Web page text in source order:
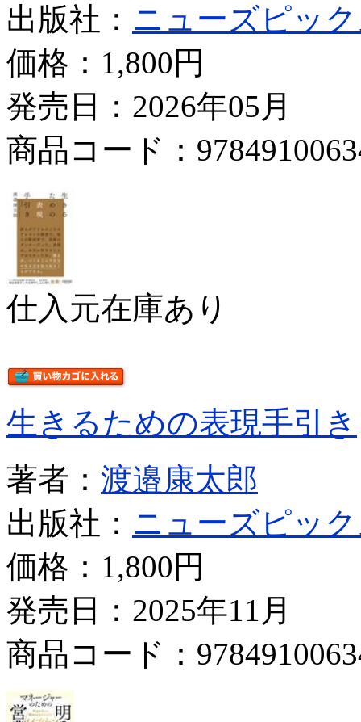
出版社： ニューズピッ
価格： 1,800円
発売日：2026年05月
商品コード：
仕入元在庫あり
生きるための表現手引き
著者： 渡邉康太郎
出版社： ニューズピッ
価格： 1,800円
発売日：2025年11月
商品コード：